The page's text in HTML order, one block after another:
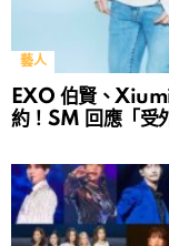
藝人
EXO 伯賢、
約！SM 回應「受